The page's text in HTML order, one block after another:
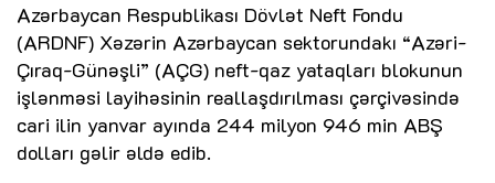
Azərbaycan Respublikası Dövlət Neft Fondu
(ARDNF) Xəzərin Azərbaycan sektorundakı “Azəri-
Çıraq-Günəşli” (AÇG) neft-qaz yataqları blokunun
işlənməsi layihəsinin reallaşdırılması çərçivəsində
cari ilin yanvar ayında 244 milyon 946 min ABŞ
dolları gəlir əldə edib.